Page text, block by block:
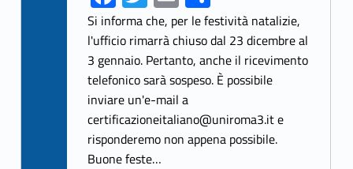
ce
b
o
o
k
w
itt
er
m
ai
l
h
ar
e
Si informa che, per le festività natalizie,
l'ufficio rimarrà chiuso dal 23 dicembre al
3 gennaio. Pertanto, anche il ricevimento
telefonico sarà sospeso. È possibile
inviare un'e-mail a
certificazioneitaliano@uniroma3.it e
risponderemo non appena possibile.
Buone feste…